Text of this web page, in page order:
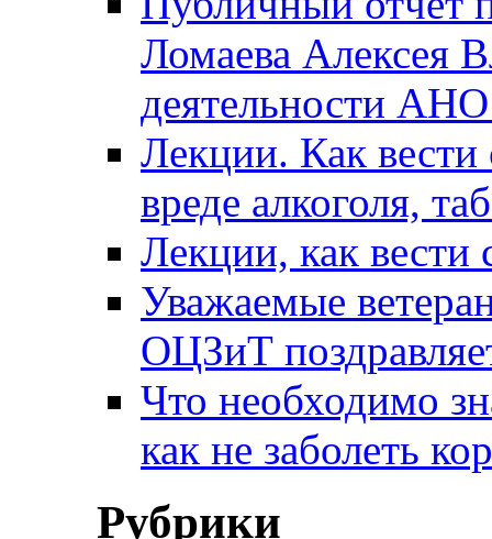
Ломаева Алексея
деятельности
Лекции. Как вести
вреде алкоголя,
Лекции, как вести
Уважаемые
ОЦЗиТ
Что необходимо
как не заболеть
Рубрики